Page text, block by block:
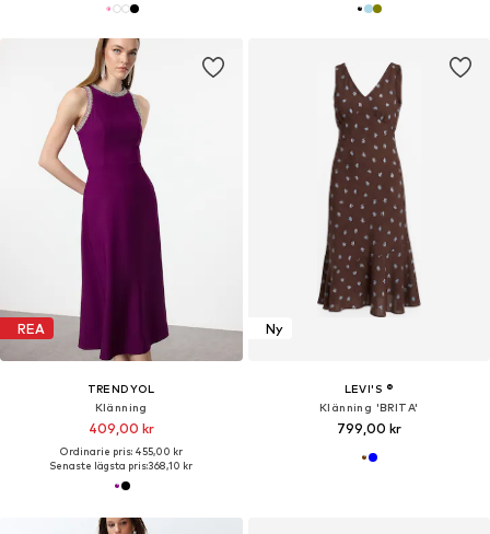
REA
TRENDYOL
Klänning
409,00 kr
Ordinarie pris: 455,00 kr
Senaste lägsta pris:368,10 kr
Ny
LEVI'S ®
Klänning 'BRITA'
799,00 kr